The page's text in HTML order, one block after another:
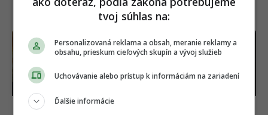
Výsmech divákom.
Netflix pridal do ponuky
ich málokto
Európska únia chce
zrušiť šedú zónu
nariadenie začne platiť
tvoj súhlas na:
Personalizovaná reklama a obsah, meranie reklamy a
obsahu, prieskum cieľových skupín a vývoj služieb
Uchovávanie alebo prístup k informáciám na zariadení
Ďalšie informácie